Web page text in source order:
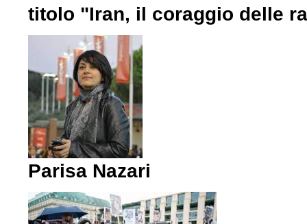
titolo "Iran, il coraggio delle
Parisa Nazari